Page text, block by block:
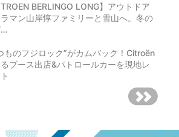
BERLINGO LONG】アウトドア
マン山岸惇ファミリーと雪山へ。冬の
…
ものフジロック”がカムバック！Citroën
ブース出店&パトロールカーを現地レ